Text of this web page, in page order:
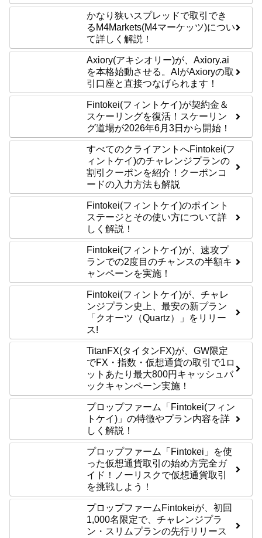
かなり狭いスプレッドで取引でき
るM4Markets(M4マーケッツ)につい
て詳しく解説！
Axiory(アキシオリー)が、Axiory.ai
を本格始動させる。AIがAxioryの取
引口座と直接つなげられます！
Fintokei(フィントケイ)が契約金＆
スケーリングを復活！スケーリン
グ道場が2026年6月3日から開始！
すべてのクライアントへFintokei(フ
ィントケイ)のチャレンジプランの
割引クーポンを紹介！クーポンコ
ードの入力方法も解説
Fintokei(フィントケイ)のポイント
ステージとその使い方について詳
しく解説！
Fintokei(フィントケイ)が、速攻プ
ランでの2度目のチャンスの半額キ
ャンペーンを実施！
Fintokei(フィントケイ)が、チャレ
ンジプラン史上、最安の新プラン
「クオーツ（Quartz）」をリリー
ス!
TitanFX(タイタンFX)が、GW限定
でFX・指数・仮想通貨の取引で1ロ
ットあたり最大800円キャッシュバ
ックキャンペーン実施！
プロップファーム「Fintokei(フィン
トケイ)」の特徴やプラン内容を詳
しく解説！
プロップファーム「Fintokei」を使
った仮想通貨取引の始め方完全ガ
イド！ノーリスクで仮想通貨取引
を挑戦しよう！
プロップファームFintokeiが、初回
1,000名限定で、チャレンジプラ
ン・スリムプランの先行リリース